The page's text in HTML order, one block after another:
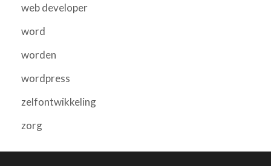
web developer
word
worden
wordpress
zelfontwikkeling
zorg